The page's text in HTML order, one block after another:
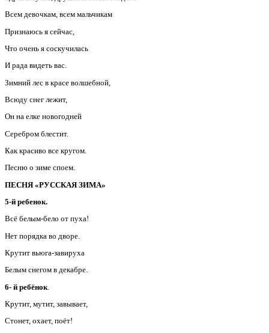
Всем девочкам, всем мальчикам
Признаюсь я сейчас,
Что очень я соскучилась
И рада видеть вас.
Зимний лес в красе волшебной,
Всюду снег лежит,
Он на елке новогодней
Серебром блестит.
Как красиво все кругом.
Песню о зиме споем.
ПЕСНЯ «РУССКАЯ ЗИМА»
5-й ребенок.
Всё белым-бело от пуха!
Нет порядка во дворе.
Крутит вьюга-завируха
Белым снегом в декабре.
6- й ребёнок
Крутит, мутит, завывает,
Стонет, охает, поёт!